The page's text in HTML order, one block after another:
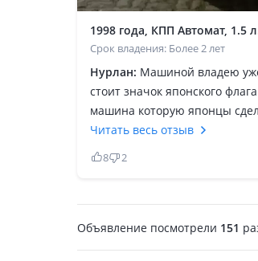
1998 года, КПП Автомат, 1.5
Срок владения: Более 2 лет
Нурлан: Машиной владею
стоит значок японского
машина которую японцы
внутреннего рынка, эти
качественные, все сделано
доступно и удобно, то есть
покупке, запчастей очень
алмера, пульсар, алтима, все
Читать весь отзыв
8 2
Объявление посмотрели 151